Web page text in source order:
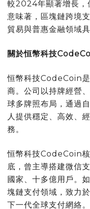
較2024年顯著增長，
意味著，區塊鏈跨境
貿易與普惠金融領域
關於恒幣科技
恒幣科技CodeCoin
商。公司以持牌經營
球多牌照布局，通過
人提供穩定、高效、
務。
恒幣科技CodeCoin
底，曾主導搭建微信
國家、十多億用戶。
塊鏈支付領域，致力
下一代全球支付網絡。